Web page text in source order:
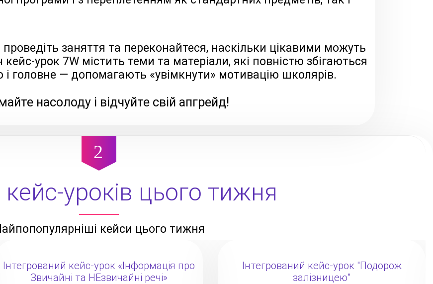
заняття та переконайтеся, наскільки цікавими можуть
урок 7W містить теми та матеріали, які повністю збігаються
головне — допомагають «увімкнути» мотивацію школярів.
насолоду і відчуйте свій апгрейд!
уроків цього тижня
кейси цього тижня
Інтегрований кейс-урок «Інформація про
Звичайні та НЕзвичайні речі»
Інтегрований кейс-урок "Подорож
залізницею"